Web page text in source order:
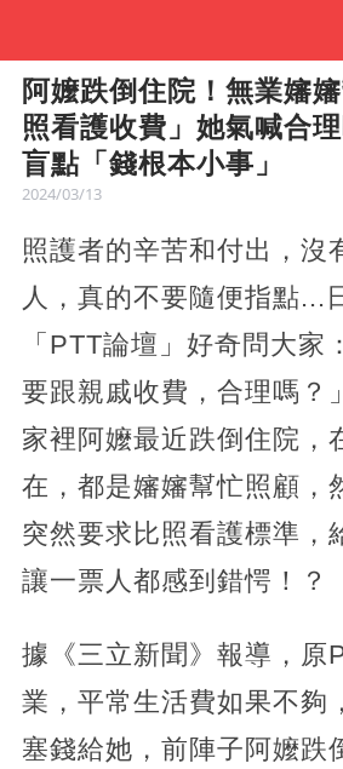
阿嬤跌倒住院！無業嬸
照看護收費」她氣喊合
盲點「錢根本小事」
2024/03/13
照護者的辛苦和付出，沒
人，真的不要隨便指點...
「PTT論壇」好奇問大家
要跟親戚收費，合理嗎？
家裡阿嬤最近跌倒住院，
在，都是嬸嬸幫忙照顧，
突然要求比照看護標準，
讓一票人都感到錯愕！？
據《三立新聞》報導，原
業，平常生活費如果不夠
塞錢給她，前陣子阿嬤跌